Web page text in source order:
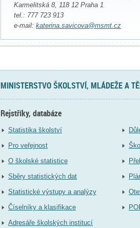
Karmelitská 8, 118 12 Praha 1
tel.: 777 723 913
e-mail:katerina.savicova@msmt.cz
MINISTERSTVO ŠKOLSTVÍ, MLÁDEŽE A
Rejstříky, databáze
Statistika školství
Pro veřejnost
O školské statistice
Sběry statistických dat
Statistické výstupy a analýzy
Číselníky a klasifikace
Adresáře školských institucí